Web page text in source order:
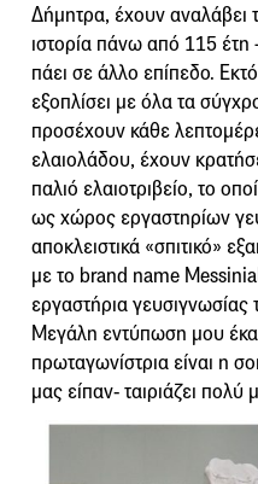
Δήμητρα, έχουν αναλάβει
ιστορία πάνω από 115
πάει σε άλλο επίπεδο.
εξοπλίσει με όλα τα
προσέχουν κάθε
ελαιολάδου, έχουν
παλιό ελαιοτριβείο, το
ως χώρος εργαστηρίων
αποκλειστικά «σπιτικό»
με το brand name
εργαστήρια γευσιγνωσίας
Μεγάλη εντύπωση μου
πρωταγωνίστρια είναι η
μας είπαν- ταιριάζει πολύ